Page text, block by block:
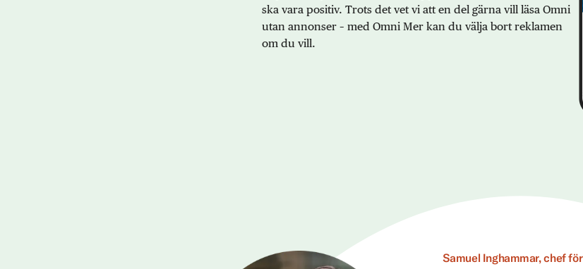
ska vara positiv. Trots det vet vi att en del gärna vill läsa Omni
utan annonser – med Omni Mer kan du välja bort reklamen
om du vill.
Samuel Inghammar, chef